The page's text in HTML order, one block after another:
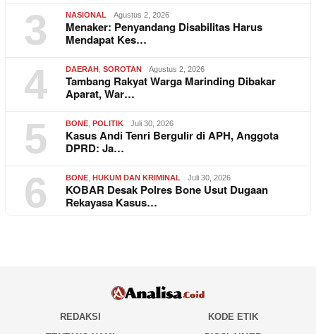
3 NASIONAL Agustus 2, 2026
Menaker: Penyandang Disabilitas Harus
Mendapat Kes…
4 DAERAH SOROTAN Agustus 2, 2026
Tambang Rakyat Warga Marinding Dibakar
Aparat, War…
5 BONE POLITIK Juli 30, 2026
Kasus Andi Tenri Bergulir di APH, Anggota
DPRD: Ja…
6 BONE HUKUM DAN KRIMINAL Juli 30, 2026
KOBAR Desak Polres Bone Usut Dugaan
Rekayasa Kasus…
REDAKSI
KODE ETIK